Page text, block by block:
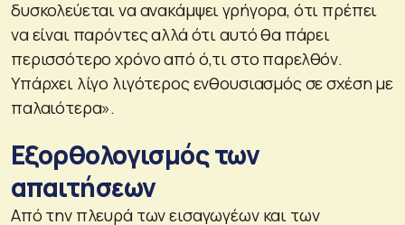
δυσκολεύεται να ανακάμψει γρήγορα, ότι πρέπει
να είναι παρόντες αλλά ότι αυτό θα πάρει
περισσότερο χρόνο από ό,τι στο παρελθόν.
Υπάρχει λίγο λιγότερος ενθουσιασμός σε σχέση με
παλαιότερα».
Εξορθολογισμός των
απαιτήσεων
Από την πλευρά των εισαγωγέων και των